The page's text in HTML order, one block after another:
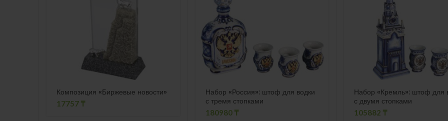
Композиция «Биржевые новости»
17757 ₸
Набор «Россия»: штоф для водки
с тремя стопками
180980 ₸
Набор «Кремль»: штоф для
с двумя стопками
105882 ₸